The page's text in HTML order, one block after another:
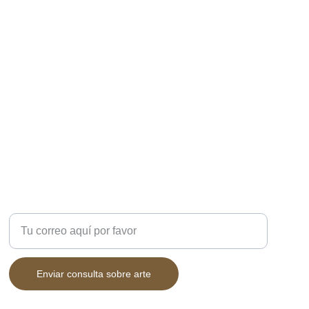
Enviar consulta sobre arte